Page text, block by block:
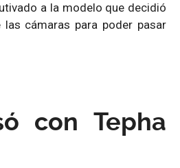
a la modelo que decidió
cámaras para poder pasar
con Tepha